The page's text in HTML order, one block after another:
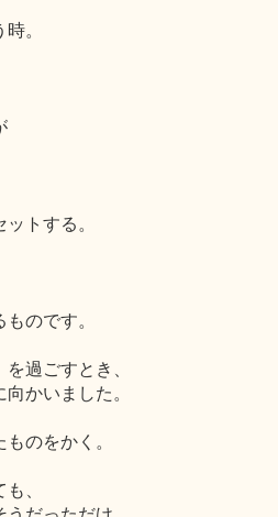
。
トする。
のです。
過ごすとき、
かいました。
のをかく。
、